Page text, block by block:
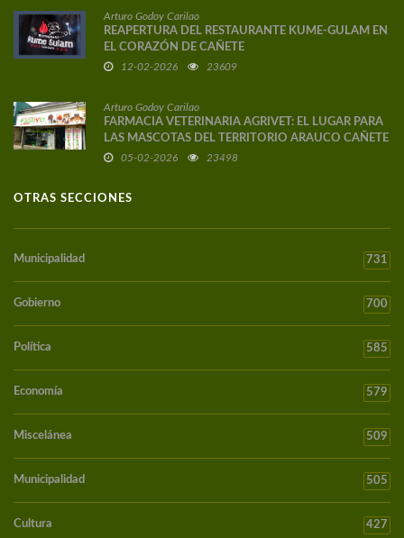
Arturo Godoy Carilao
REAPERTURA DEL RESTAURANTE KUME-GULAM EN
EL CORAZÓN DE CAÑETE
12-02-2026 23609
Arturo Godoy Carilao
FARMACIA VETERINARIA AGRIVET: EL LUGAR PARA
LAS MASCOTAS DEL TERRITORIO ARAUCO CAÑETE
05-02-2026 23498
OTRAS SECCIONES
Municipalidad 731
Gobierno 700
Política 585
Economía 579
Miscelánea 509
Municipalidad 505
Cultura 427